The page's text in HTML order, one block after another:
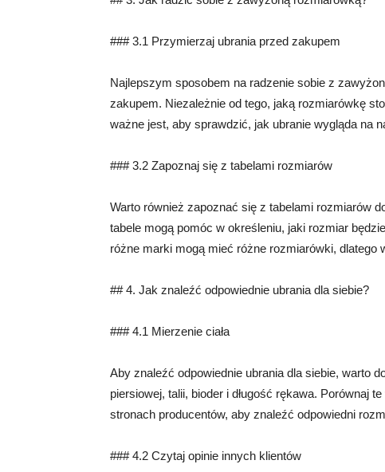
### 3.1 Przymierzaj ubrania przed zakupem
Najlepszym sposobem na radzenie sobie z
zakupem. Niezależnie od tego, jaką rozmiarówkę
ważne jest, aby sprawdzić, jak ubranie wygląda na
### 3.2 Zapoznaj się z tabelami rozmiarów
Warto również zapoznać się z tabelami rozmiarów
tabele mogą pomóc w określeniu, jaki rozmiar
różne marki mogą mieć różne rozmiarówki, dlatego
## 4. Jak znaleźć odpowiednie ubrania dla siebie?
### 4.1 Mierzenie ciała
Aby znaleźć odpowiednie ubrania dla siebie, warto
piersiowej, talii, bioder i długość rękawa. Porównaj
stronach producentów, aby znaleźć odpowiedni
### 4.2 Czytaj opinie innych klientów